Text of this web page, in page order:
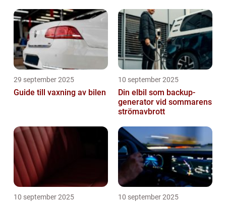
29 september 2025
Guide till vaxning av bilen
10 september 2025
Din elbil som backup-
generator vid sommarens
strömavbrott
10 september 2025 10 september 2025